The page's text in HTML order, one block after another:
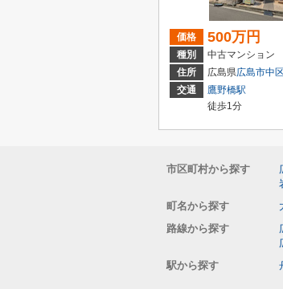
価格 500万円
種別
中古マンション
住所
広島県広島市中区
交通
鷹野橋駅
徒歩1分
市区町村から探す
町名から探す
路線から探す
駅から探す